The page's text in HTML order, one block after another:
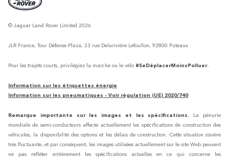
© Jaguar Land Rover Limited 2026
JLR France, Tour Défense Plaza, 23 rue Delarivière Lefoullon, 92800 Puteaux
Pour les trajets courts, privilégiez la marche ou le vélo #SeDéplacerMoinsPolluer.
Information sur les étiquettes énergie
Information sur les pneumatiques - Voir régulation (UE) 2020/740
Remarque importante sur les images et les spécifications.
La pénurie
mondiale de semi-conducteurs affecte actuellement les spécifications de construction des
véhicules, la disponibilité des options et les délais de construction. Cette situation s’avère
très fluctuante, et par conséquent, les images utilisées actuellement sur le site Web peuvent
ne pas refléter entièrement les spécifications actuelles en ce qui concerne les